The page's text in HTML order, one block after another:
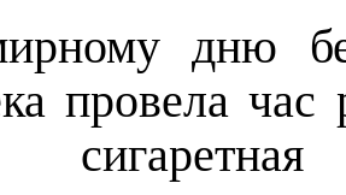
дню
провела